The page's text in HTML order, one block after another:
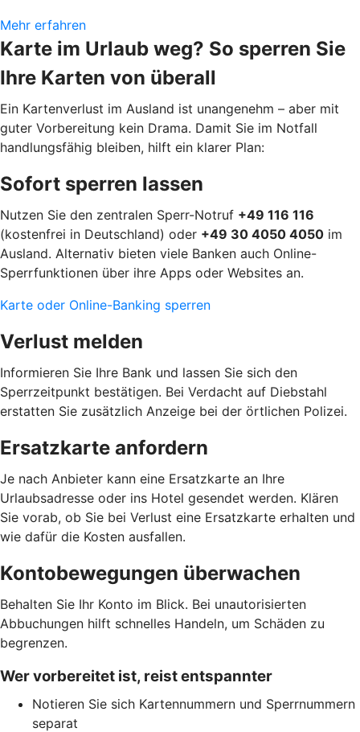
Mehr erfahren
Karte im Urlaub weg? So sperren Sie
Ihre Karten von überall
Ein Kartenverlust im Ausland ist unangenehm – aber mit
guter Vorbereitung kein Drama. Damit Sie im Notfall
handlungsfähig bleiben, hilft ein klarer Plan:
Sofort sperren lassen
Nutzen Sie den zentralen Sperr-Notruf +49 116 116
(kostenfrei in Deutschland) oder +49 30 4050 4050 im
Ausland. Alternativ bieten viele Banken auch Online-
Sperrfunktionen über ihre Apps oder Websites an.
Karte oder Online-Banking sperren
Verlust melden
Informieren Sie Ihre Bank und lassen Sie sich den
Sperrzeitpunkt bestätigen. Bei Verdacht auf Diebstahl
erstatten Sie zusätzlich Anzeige bei der örtlichen Polizei.
Ersatzkarte anfordern
Je nach Anbieter kann eine Ersatzkarte an Ihre
Urlaubsadresse oder ins Hotel gesendet werden. Klären
Sie vorab, ob Sie bei Verlust eine Ersatzkarte erhalten und
wie dafür die Kosten ausfallen.
Kontobewegungen überwachen
Behalten Sie Ihr Konto im Blick. Bei unautorisierten
Abbuchungen hilft schnelles Handeln, um Schäden zu
begrenzen.
Wer vorbereitet ist, reist entspannter
Notieren Sie sich Kartennummern und Sperrnummern
separat